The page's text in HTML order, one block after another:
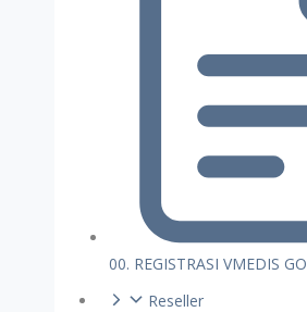
00. REGISTRASI VMEDIS GO
Reseller